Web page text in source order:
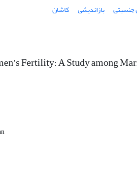
بازاندیشی کاشان
Fertility: A Study among